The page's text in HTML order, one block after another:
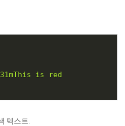
is red
텍스트.